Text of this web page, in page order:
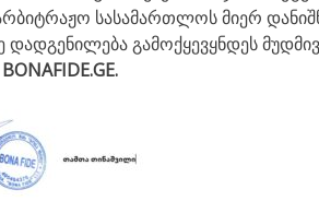
სასამართლოს მიერ
დადგენილება გამოქყევყნდეს
BONAFIDE.GE.